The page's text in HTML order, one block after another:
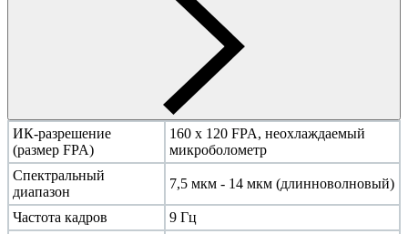
ИК-разрешение
(размер FPA)
160 x 120 FPA, неохлаждаемый
микроболометр
Спектральный
диапазон
7,5 мкм - 14 мкм (длинноволновый)
Частота кадров
9 Гц